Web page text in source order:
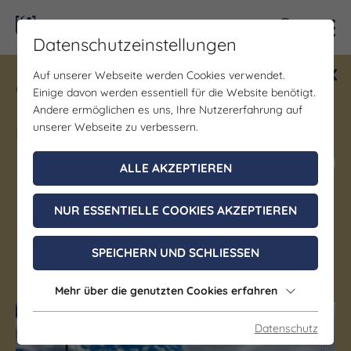
Gewinne ein Blind Date mit Saale-
Unstrut! Teilnahme vom 1.7. - 18.12.
möglich.
Jetzt mitmachen
Autofähre Brachwitz
Wettin-Löbejün OT Brachwitz
Datenschutzeinstellungen
Auf unserer Webseite werden Cookies verwendet.
Einige davon werden essentiell für die Website benötigt.
Andere ermöglichen es uns, Ihre Nutzererfahrung auf
unserer Webseite zu verbessern.
ALLE AKZEPTIEREN
NUR ESSENTIELLE COOKIES AKZEPTIEREN
SPEICHERN UND SCHLIESSEN
Mehr über die genutzten Cookies erfahren
Datenschutz